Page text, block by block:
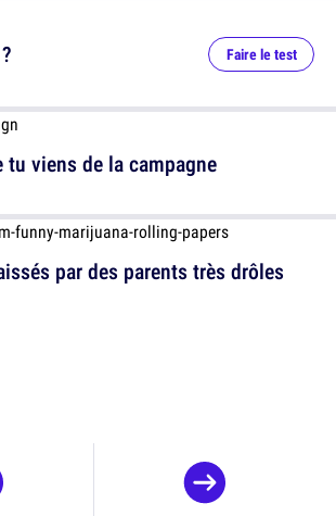
par des parents très drôles
Faire le test
tu viens de la campagne